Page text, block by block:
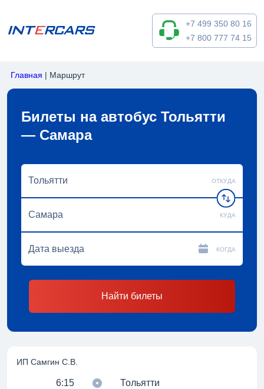
+7 499 350 80 16
+7 800 777 74 15
Главная | Маршрут
Билеты на автобус Тольятти
— Самара
ОТКУДА
КУДА
КОГДА
Найти билеты
ИП Самгин С.В.
6:15 Тольятти